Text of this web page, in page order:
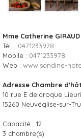
Mme Catherine GIRAUD
Tél. : 0471233978
Mobile : 0471233978
Web : www.sandine-
Adresse Chambre
10 rue E delaroque
15260 Neuvéglise-sur-
Capacité : 12
3 chambre(s)